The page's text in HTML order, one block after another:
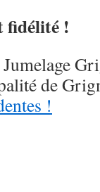
fidélité !
de
!